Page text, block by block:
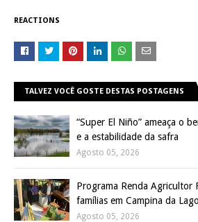
REACTIONS
TALVEZ VOCÊ GOSTE DESTAS POSTAGENS
“Super El Niño” ameaça o
e a estabilidade da safra
Agosto 05, 2026
Programa Renda Agricultor
famílias em Campina da
Agosto 05, 2026